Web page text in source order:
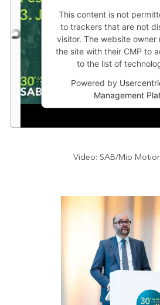
This content is not
to trackers that are not
visitor. The website owner
the site with their CMP to
to the list of
Powered by
Management
Video: SAB/Mio